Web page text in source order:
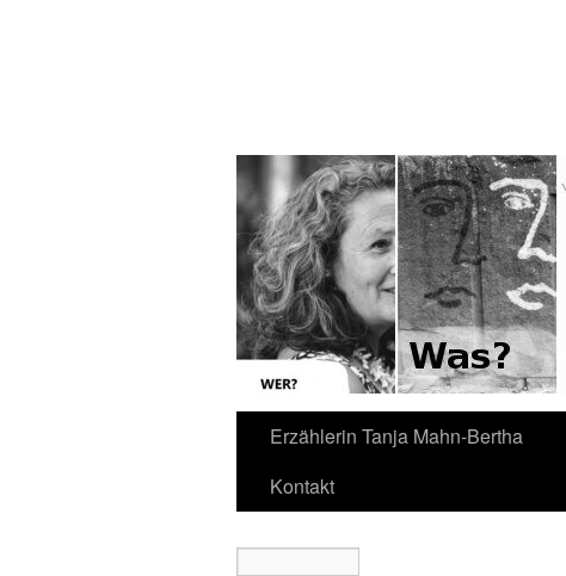
Erzählerin Tanja Mahn-Bertha
Kontakt